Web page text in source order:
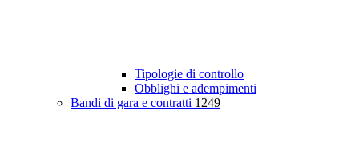
Tipologie di controllo
Obblighi e adempimenti
Bandi di gara e contratti 1249